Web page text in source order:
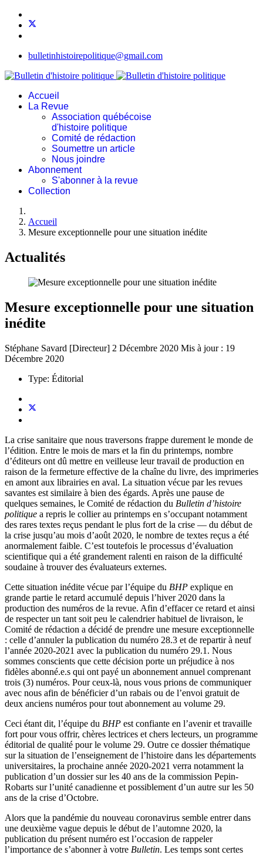
bulletinhistoirepolitique@gmail.com
Accueil
La Revue
Association québécoise
d'histoire politique
Comité de rédaction
Soumettre un article
Nous joindre
Abonnement
S'abonner à la revue
Collection
Accueil
Mesure exceptionnelle pour une situation inédite
Actualités
Mesure exceptionnelle pour une situation
inédite
Stéphane Savard [Directeur] 2 Décembre 2020 Mis à jour : 19
Décembre 2020
Type: Éditorial
La crise sanitaire que nous traversons frappe durement le monde de
l’édition. Entre le mois de mars et la fin du printemps, nombre
d’éditeurs ont dû mettre en veilleuse leur travail de production en
raison de la fermeture effective de la chaîne du livre, des imprimeries
en amont aux librairies en aval. La situation vécue par les revues
savantes est similaire à bien des égards. Après une pause de
quelques semaines, le Comité de rédaction du Bulletin d’histoire
politique a repris le collier au printemps en s’occupant notamment
des rares textes reçus pendant le plus fort de la crise — du début de
la crise jusqu’au mois d’août 2020, le nombre de textes reçus a été
anormalement faible. C’est toutefois le processus d’évaluation
scientifique qui a été grandement ralenti en raison de la difficulté
soudaine à trouver des évaluateurs externes.
Cette situation inédite vécue par l’équipe du BHP explique en
grande partie le retard accumulé depuis l’hiver 2020 dans la
production des numéros de la revue. Afin d’effacer ce retard et ainsi
de respecter un tant soit peu le calendrier habituel de livraison, le
Comité de rédaction a décidé de prendre une mesure exceptionnelle
: celle d’annuler la publication du numéro 28.3 et de repartir à neuf
l’année 2020-2021 avec la publication du numéro 29.1. Nous
sommes conscients que cette décision porte un préjudice à nos
fidèles abonné.e.s qui ont payé un abonnement annuel comprenant
trois (3) numéros. Pour ceux-là, nous vous prions de communiquer
avec nous afin de bénéficier d’un rabais ou de l’envoi gratuit de
deux anciens numéros pour tout abonnement au volume 29.
Ceci étant dit, l’équipe du BHP est confiante en l’avenir et travaille
fort pour vous offrir, chères lectrices et chers lecteurs, un programme
éditorial de qualité pour le volume 29. Outre ce dossier thématique
sur la situation de l’enseignement de l’histoire dans les départements
universitaires, la prochaine année 2020-2021 verra notamment la
publication d’un dossier sur les 40 ans de la commission Pepin-
Robarts sur l’unité canadienne et possiblement d’un autre sur les 50
ans de la crise d’Octobre.
Alors que la pandémie du nouveau coronavirus semble entrer dans
une deuxième vague depuis le début de l’automne 2020, la
publication du présent numéro est l’occasion de rappeler
l’importance de s’abonner à votre Bulletin. Les temps sont certes